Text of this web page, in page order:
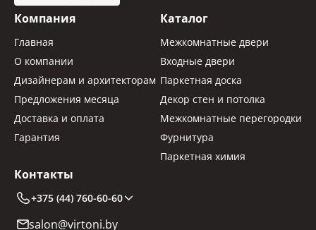
Компания
Главная
О компании
Дизайнерам и архитекторам
Предложения месяца
Доставка и оплата
Гарантия
Каталог
Межкомнатные двери
Входные двери
Паркетная доска
Декор стен и потолка
Межкомнатные перегородки
Фурнитура
Паркетная химия
Контакты
+375 (44) 760-60-60
salon@virtoni.by